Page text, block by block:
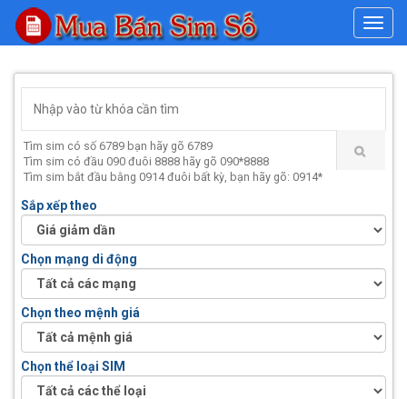
#
Tìm sim có số 6789 bạn hãy gõ 6789
Tìm sim có đầu 090 đuôi 8888 hãy gõ 090*8888
Tìm sim bắt đầu bằng 0914 đuôi bất kỳ, bạn hãy gõ: 0914*
Sắp xếp theo
Chọn mạng di động
Chọn theo mệnh giá
Chọn thể loại SIM